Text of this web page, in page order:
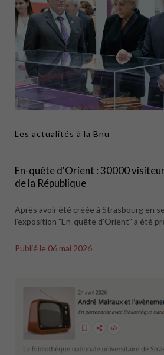
Les actualités à la Bnu
En-quête d'Orient : 30000
de la République
Après avoir été créée à Strasbourg en
l'exposition "En-quête d'Orient" a été
Publié le 06 mai 2026